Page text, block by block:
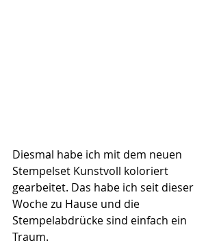
Diesmal habe ich mit dem neuen
Stempelset Kunstvoll koloriert
gearbeitet. Das habe ich seit dieser
Woche zu Hause und die
Stempelabdrücke sind einfach ein
Traum.